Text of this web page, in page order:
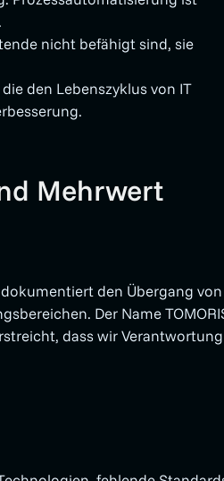
nicht befähigt sind, sie
den Lebenszyklus von IT
Mehrwert
den Übergang von
Der Name
dass wir Verantwortung